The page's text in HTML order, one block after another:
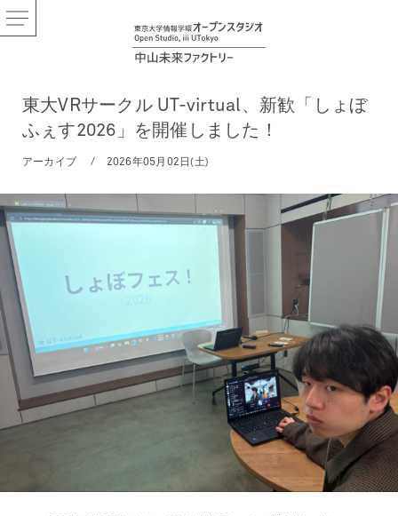
東大VRサークル UT-virtual、新歓「しょぼ
ふぇす2026」を開催しました！
アーカイブ 2026年05月02日(土)